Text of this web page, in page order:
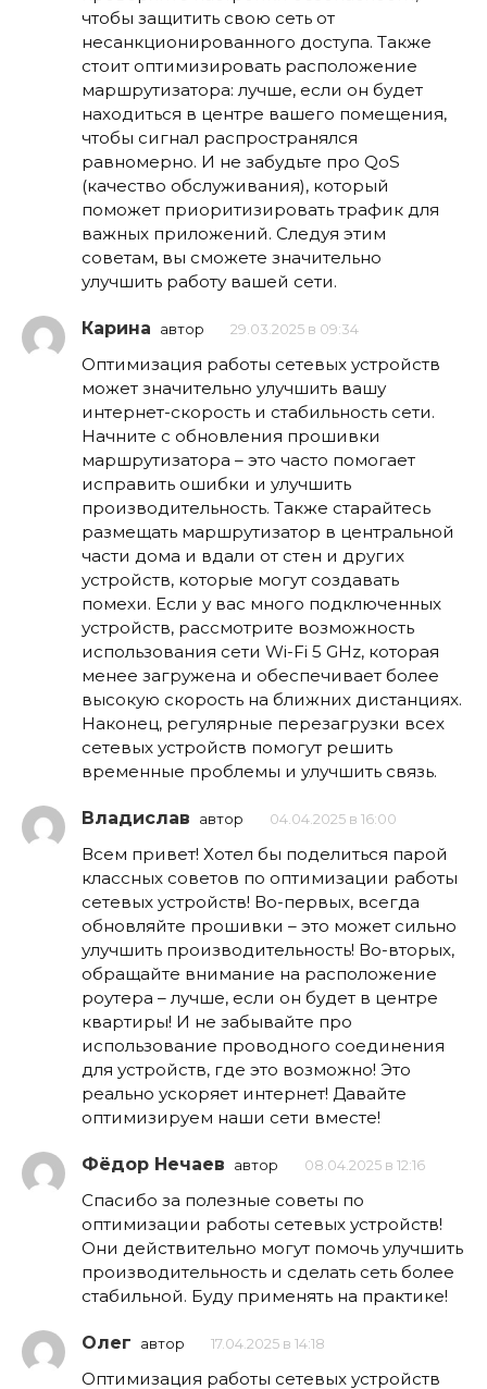
чтобы защитить свою сеть от
несанкционированного доступа. Также
стоит оптимизировать расположение
маршрутизатора: лучше, если он будет
находиться в центре вашего помещения,
чтобы сигнал распространялся
равномерно. И не забудьте про QoS
(качество обслуживания), который
поможет приоритизировать трафик для
важных приложений. Следуя этим
советам, вы сможете значительно
улучшить работу вашей сети.
Карина автор 29.03.2025 в 09:34
Оптимизация работы сетевых устройств
может значительно улучшить вашу
интернет-скорость и стабильность сети.
Начните с обновления прошивки
маршрутизатора – это часто помогает
исправить ошибки и улучшить
производительность. Также старайтесь
размещать маршрутизатор в центральной
части дома и вдали от стен и других
устройств, которые могут создавать
помехи. Если у вас много подключенных
устройств, рассмотрите возможность
использования сети Wi-Fi 5 GHz, которая
менее загружена и обеспечивает более
высокую скорость на ближних дистанциях.
Наконец, регулярные перезагрузки всех
сетевых устройств помогут решить
временные проблемы и улучшить связь.
Владислав автор 04.04.2025 в 16:00
Всем привет! Хотел бы поделиться парой
классных советов по оптимизации работы
сетевых устройств! Во-первых, всегда
обновляйте прошивки – это может сильно
улучшить производительность! Во-вторых,
обращайте внимание на расположение
роутера – лучше, если он будет в центре
квартиры! И не забывайте про
использование проводного соединения
для устройств, где это возможно! Это
реально ускоряет интернет! Давайте
оптимизируем наши сети вместе!
Фёдор Нечаев автор 08.04.2025 в 12:16
Спасибо за полезные советы по
оптимизации работы сетевых устройств!
Они действительно могут помочь улучшить
производительность и сделать сеть более
стабильной. Буду применять на практике!
Олег автор 17.04.2025 в 14:18
Оптимизация работы сетевых устройств